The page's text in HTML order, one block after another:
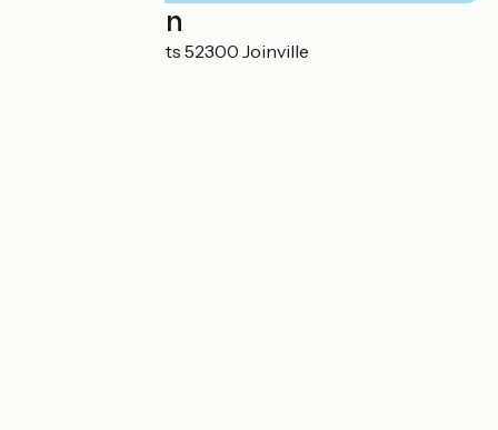
Localisation
9 Rue des Porcelets 52300 Joinville